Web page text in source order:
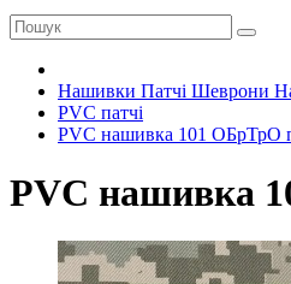
Нашивки Патчі Шеврони
PVC патчі
PVC нашивка 101 ОБрТрО
PVC нашивка